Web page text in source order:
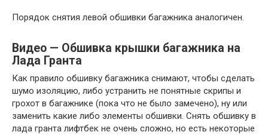
Порядок снятия левой обшивки багажника аналогичен.
Видео — Обшивка крышки багажника на
Лада Гранта
Как правило обшивку багажника снимают, чтобы сделать
шумо изоляцию, либо устранить не понятные скрипы и
грохот в багажнике (пока что не было замечено), ну или
заменить какие либо элементы обшивки. Снять обшивку в
лада гранта лифтбек не очень сложно, но есть некоторые